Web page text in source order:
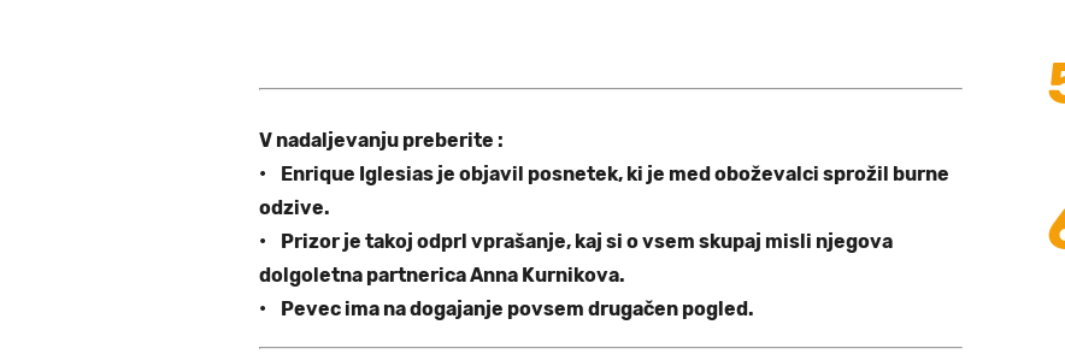
V nadaljevanju preberite :
• Enrique Iglesias je objavil posnetek, ki je med oboževalci sprožil burne
odzive.
• Prizor je takoj odprl vprašanje, kaj si o vsem skupaj misli njegova
dolgoletna partnerica Anna Kurnikova.
• Pevec ima na dogajanje povsem drugačen pogled.